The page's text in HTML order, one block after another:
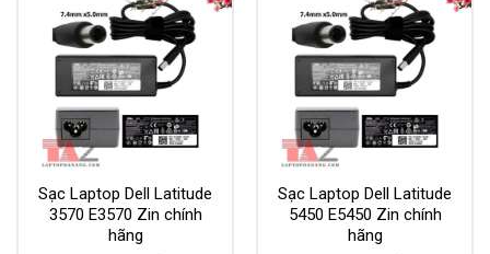
Add to
Wishlist
Sạc Laptop Dell Latitude
3570 E3570 Zin chính
hãng
Add to
Wishlist
Sạc Laptop Dell Latitude
5450 E5450 Zin chính
hãng